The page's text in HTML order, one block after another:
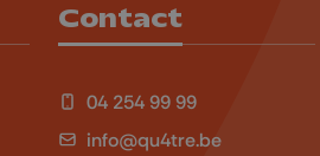
Contact
04 254 99 99
info@qu4tre.be